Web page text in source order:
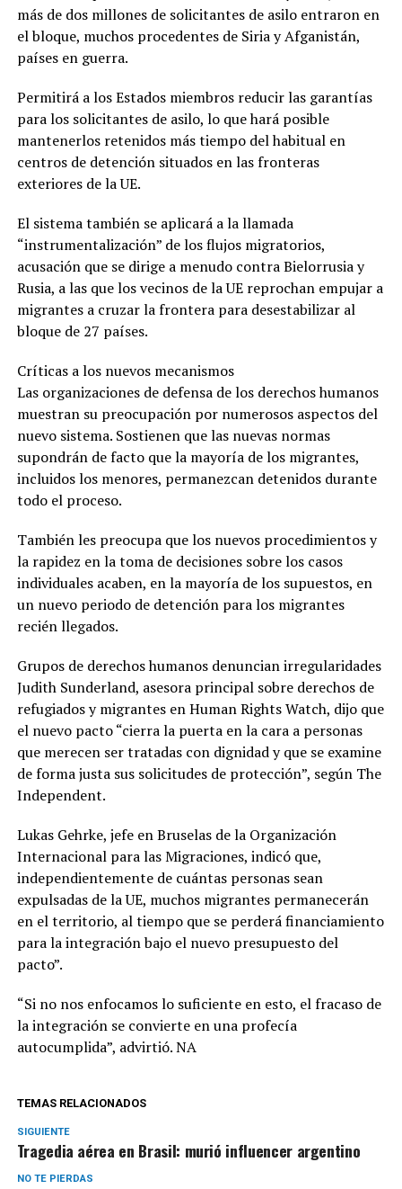
más de dos millones de solicitantes de asilo entraron en
el bloque, muchos procedentes de Siria y Afganistán,
países en guerra.
Permitirá a los Estados miembros reducir las garantías
para los solicitantes de asilo, lo que hará posible
mantenerlos retenidos más tiempo del habitual en
centros de detención situados en las fronteras
exteriores de la UE.
El sistema también se aplicará a la llamada
“instrumentalización” de los flujos migratorios,
acusación que se dirige a menudo contra Bielorrusia y
Rusia, a las que los vecinos de la UE reprochan empujar a
migrantes a cruzar la frontera para desestabilizar al
bloque de 27 países.
Críticas a los nuevos mecanismos
Las organizaciones de defensa de los derechos humanos
muestran su preocupación por numerosos aspectos del
nuevo sistema. Sostienen que las nuevas normas
supondrán de facto que la mayoría de los migrantes,
incluidos los menores, permanezcan detenidos durante
todo el proceso.
También les preocupa que los nuevos procedimientos y
la rapidez en la toma de decisiones sobre los casos
individuales acaben, en la mayoría de los supuestos, en
un nuevo periodo de detención para los migrantes
recién llegados.
Grupos de derechos humanos denuncian irregularidades
Judith Sunderland, asesora principal sobre derechos de
refugiados y migrantes en Human Rights Watch, dijo que
el nuevo pacto “cierra la puerta en la cara a personas
que merecen ser tratadas con dignidad y que se examine
de forma justa sus solicitudes de protección”, según The
Independent.
Lukas Gehrke, jefe en Bruselas de la Organización
Internacional para las Migraciones, indicó que,
independientemente de cuántas personas sean
expulsadas de la UE, muchos migrantes permanecerán
en el territorio, al tiempo que se perderá financiamiento
para la integración bajo el nuevo presupuesto del
pacto”.
“Si no nos enfocamos lo suficiente en esto, el fracaso de
la integración se convierte en una profecía
autocumplida”, advirtió. NA
TEMAS RELACIONADOS
SIGUIENTE
Tragedia aérea en Brasil: murió influencer argentino
NO TE PIERDAS